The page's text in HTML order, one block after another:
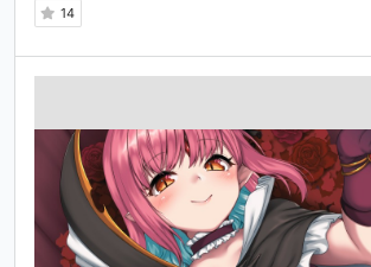
14